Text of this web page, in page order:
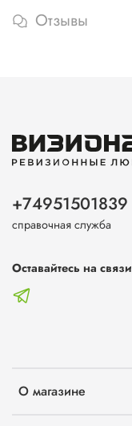
Отзывы
О магазине
+74951501839
справочная служба
Оставайтесь на связи